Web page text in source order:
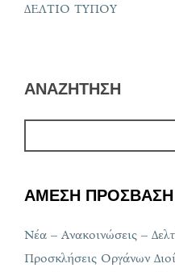
ΔΕΛΤΙΟ ΤΥΠΟΥ
ΑΝΑΖΗΤΗΣΗ
ΑΜΕΣΗ ΠΡΟΣΒΑΣΗ
Νέα – Ανακοινώσεις –
Προσκλήσεις Οργάνων